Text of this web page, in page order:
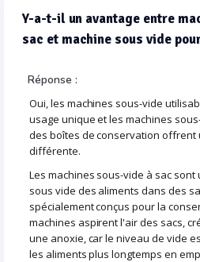
Y-a-t-il un avantage entre
sac et machine sous vide
Réponse :
Oui, les machines sous-vide
usage unique et les machines
des boîtes de conservation offrent
différente.
Les machines sous-vide à sac
sous vide des aliments dans des
spécialement conçus pour la
machines aspirent l'air des sacs,
une anoxie, car le niveau de vide
les aliments plus longtemps en